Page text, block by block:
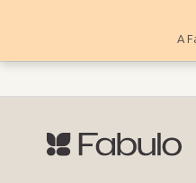
tartalomhoz
A